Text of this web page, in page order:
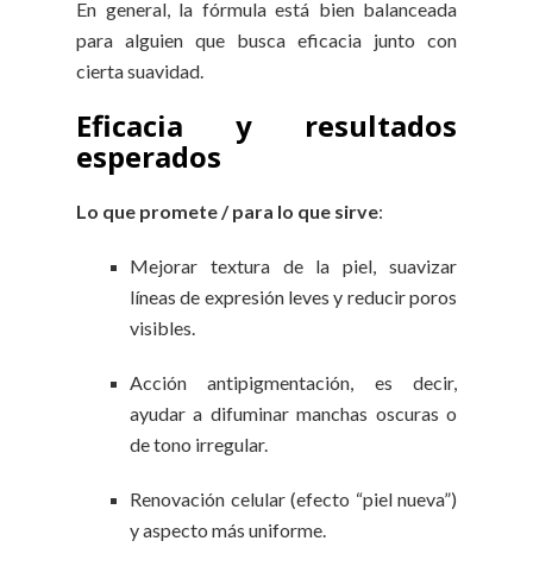
En general, la fórmula está bien balanceada
para alguien que busca eficacia junto con
cierta suavidad.
Eficacia y resultados
esperados
Lo que promete / para lo que sirve:
Mejorar textura de la piel, suavizar
líneas de expresión leves y reducir poros
visibles.
Acción antipigmentación, es decir,
ayudar a difuminar manchas oscuras o
de tono irregular.
Renovación celular (efecto “piel nueva”)
y aspecto más uniforme.